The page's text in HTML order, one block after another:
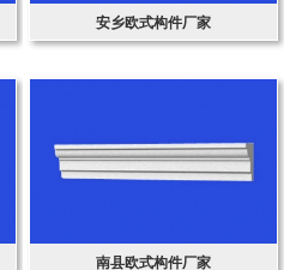
安乡欧式构件厂家
南县欧式构件厂家